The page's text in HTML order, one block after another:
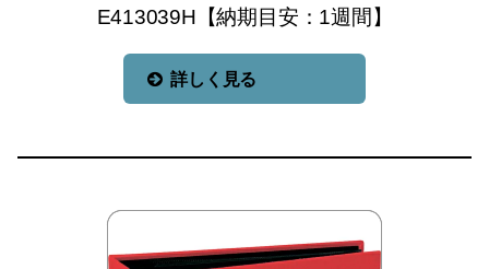
E413039H【納期目安：1週間】
詳しく見る